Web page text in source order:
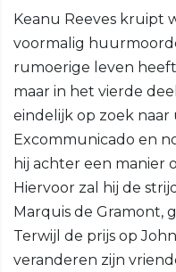
Keanu Reeves kruipt
voormalig
rumoerige leven
maar in het vierde
eindelijk op zoek naar
Excommunicado en
hij achter een manier
Hiervoor zal hij de
Marquis de Gramont,
Terwijl de prijs op
veranderen zijn